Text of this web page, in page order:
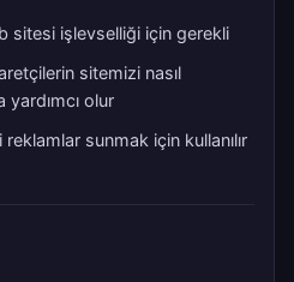
sitesi işlevselliği için gerekli
sitemizi nasıl
yardımcı olur
reklamlar sunmak için kullanılır